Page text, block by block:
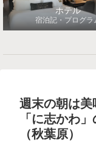
ホテル
宿泊記・プログラ
週末の朝は
「に志かわ
（秋葉原）